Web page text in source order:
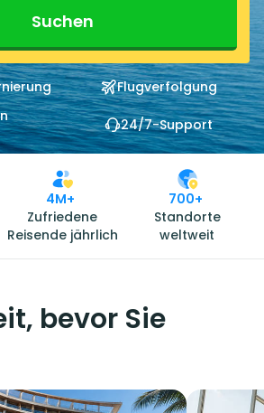
Suchen
Flugverfolgung
24/7-Support
4M+
Zufriedene
Reisende jährlich
700+
Standorte
weltweit
bevor Sie